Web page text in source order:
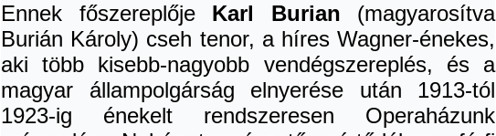
Ennek főszereplője Karl Burian (magyarosítva
Burián Károly) cseh tenor, a híres Wagner-énekes,
aki több kisebb-nagyobb vendégszereplés, és a
magyar állampolgárság elnyerése után 1913-tól
1923-ig énekelt rendszeresen Operaházunk